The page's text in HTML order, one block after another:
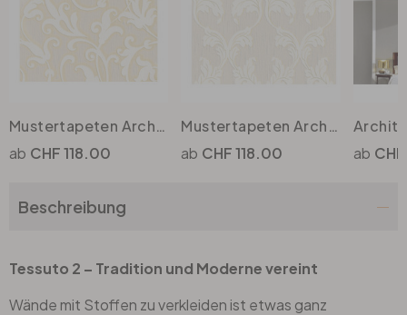
Mustertapeten Architects Paper Textiltapete Tessuto Elfenbein, Perlweiss, Signalweiss
CHF 118.00
Mustertapeten Architects Paper Textiltapete Tessuto Elfenbein, Signalweiss, Perlweiss
CHF 118.00
Beschreibung
Tessuto 2 – Tradition und Moderne vereint
Wände mit Stoffen zu verkleiden ist etwas ganz